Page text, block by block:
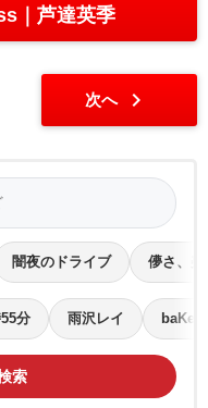
芦達英季
次へ chevron_right
闇夜のドライブ 儚さ、美
分 雨沢レイ baKe
索